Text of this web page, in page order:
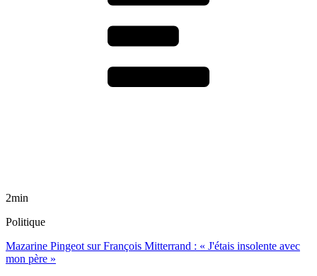
2min
Politique
Mazarine Pingeot sur François Mitterrand : « J'étais insolente avec
mon père »